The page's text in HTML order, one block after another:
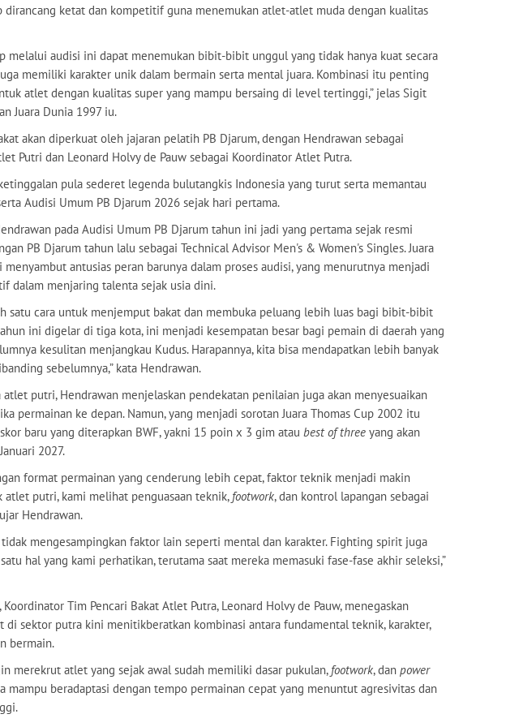
ketat dan kompetitif guna menemukan atlet-atlet muda dengan kualitas
melalui audisi ini dapat menemukan bibit-bibit unggul yang tidak hanya kuat secara
memiliki karakter unik dalam bermain serta mental juara. Kombinasi itu penting
atlet dengan kualitas super yang mampu bersaing di level tertinggi,” jelas Sigit
Juara Dunia 1997 iu.
akan diperkuat oleh jajaran pelatih PB Djarum, dengan Hendrawan sebagai
Putri dan Leonard Holvy de Pauw sebagai Koordinator Atlet Putra.
pula sederet legenda bulutangkis Indonesia yang turut serta memantau
Audisi Umum PB Djarum 2026 sejak hari pertama.
pada Audisi Umum PB Djarum tahun ini jadi yang pertama sejak resmi
PB Djarum tahun lalu sebagai Technical Advisor Men's & Women's Singles. Juara
antusias peran barunya dalam proses audisi, yang menurutnya menjadi
dalam menjaring talenta sejak usia dini.
satu cara untuk menjemput bakat dan membuka peluang lebih luas bagi bibit-bibit
ini digelar di tiga kota, ini menjadi kesempatan besar bagi pemain di daerah yang
kesulitan menjangkau Kudus. Harapannya, kita bisa mendapatkan lebih banyak
sebelumnya,” kata Hendrawan.
putri, Hendrawan menjelaskan pendekatan penilaian juga akan menyesuaikan
permainan ke depan. Namun, yang menjadi sorotan Juara Thomas Cup 2002 itu
baru yang diterapkan BWF, yakni 15 poin x 3 gim atau best of three yang akan
2027.
format permainan yang cenderung lebih cepat, faktor teknik menjadi makin
atlet putri, kami melihat penguasaan teknik, footwork, dan kontrol lapangan sebagai
Hendrawan.
mengesampingkan faktor lain seperti mental dan karakter. Fighting spirit juga
hal yang kami perhatikan, terutama saat mereka memasuki fase-fase akhir seleksi,”
Tim Pencari Bakat Atlet Putra, Leonard Holvy de Pauw, menegaskan
di sektor putra kini menitikberatkan kombinasi antara fundamental teknik, karakter,
bermain.
merekrut atlet yang sejak awal sudah memiliki dasar pukulan, footwork, dan power
mampu beradaptasi dengan tempo permainan cepat yang menuntut agresivitas dan